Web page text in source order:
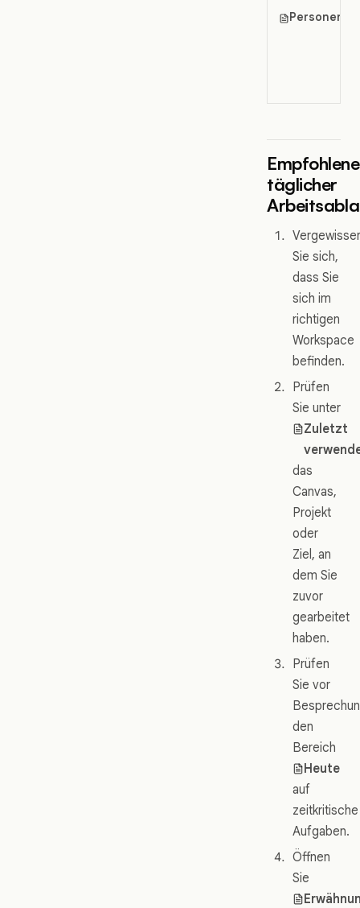
Personen
täglicher
Sie sich,
dass Sie
sich im
richtigen
Workspace
befinden.
Prüfen
Sie unter
Zuletzt
das
Canvas,
Projekt
oder
Ziel, an
dem Sie
zuvor
gearbeitet
haben.
Prüfen
Sie vor
den
Bereich
Heute
auf
zeitkritische
Aufgaben.
Öffnen
Sie